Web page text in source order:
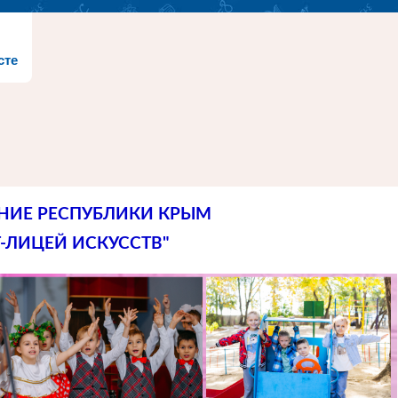
РЕСПУБЛИКИ КРЫМ
ИСКУССТВ"